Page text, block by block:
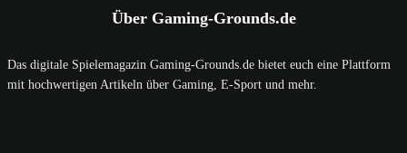
Über Gaming-Grounds.de
Das digitale Spielemagazin Gaming-Grounds.de bietet euch eine Plattform
mit hochwertigen Artikeln über Gaming, E-Sport und mehr.